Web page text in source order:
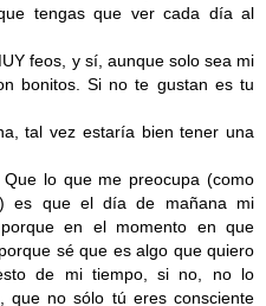
tengas que ver cada día al
feos, y sí, aunque solo sea mi
bonitos. Si no te gustan es tu
tal vez estaría bien tener una
lo que me preocupa (como
es que el día de mañana mi
en el momento en que
sé que es algo que quiero
de mi tiempo, si no, no lo
que no sólo tú eres consciente